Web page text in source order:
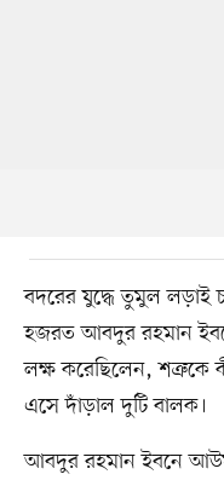
বদরের যুদ্ধে তুমুল লড়াই
হজরত আবদুর রহমান
লক্ষ করেছিলেন, শত্রুকে
এসে দাঁড়াল দুটি বালক।
আবদুর রহমান ইবনে